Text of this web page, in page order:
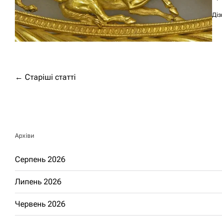
Навігація
← Старіші статті
Архіви
Серпень 2026
Липень 2026
Червень 2026